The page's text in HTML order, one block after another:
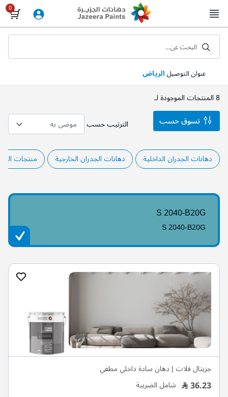
to
Content
عنوان التوصيلالرياض
البحث عن...
8المنتجات الموجودة لـ
الترتيب حسب
دهانات الجدران الداخلية دهانات الجدران الخارجية منتجات
S 2040-B20G
S 2040-B20G
جزيتال فلات | دهان سادة داخلي مطفي
36.23 شامل الضريبة
تسوق حسب